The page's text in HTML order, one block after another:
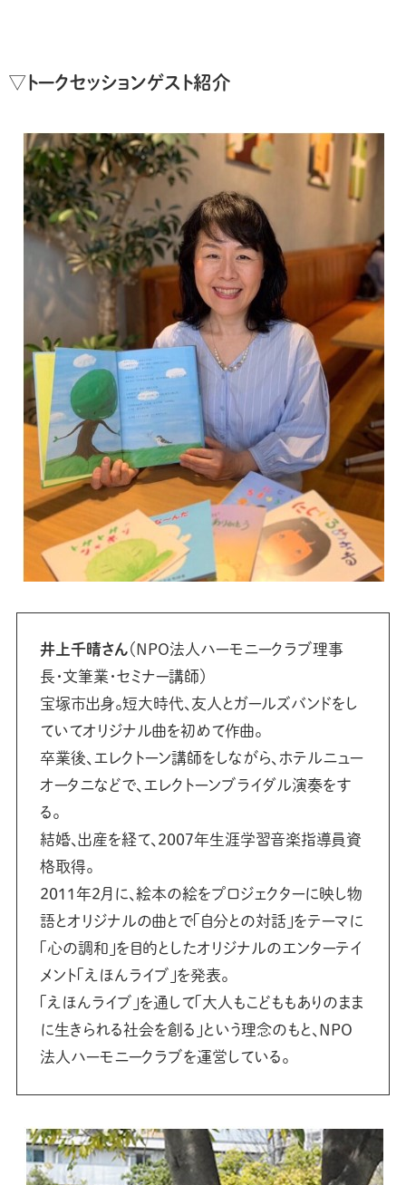
▽トークセッションゲスト紹介
井上千晴さん（NPO法人ハーモニークラブ理事
長・文筆業・セミナー講師）
宝塚市出身。短大時代、友人とガールズバンドをし
ていてオリジナル曲を初めて作曲。
卒業後、エレクトーン講師をしながら、ホテルニュー
オータニなどで、エレクトーンブライダル演奏をす
る。
結婚、出産を経て、2007年生涯学習音楽指導員資
格取得。
2011年2月に、絵本の絵をプロジェクターに映し物
語とオリジナルの曲とで「自分との対話」をテーマに
「心の調和」を目的としたオリジナルのエンターテイ
メント「えほんライブ」を発表。
「えほんライブ」を通して「大人もこどももありのまま
に生きられる社会を創る」という理念のもと、NPO
法人ハーモニークラブを運営している。